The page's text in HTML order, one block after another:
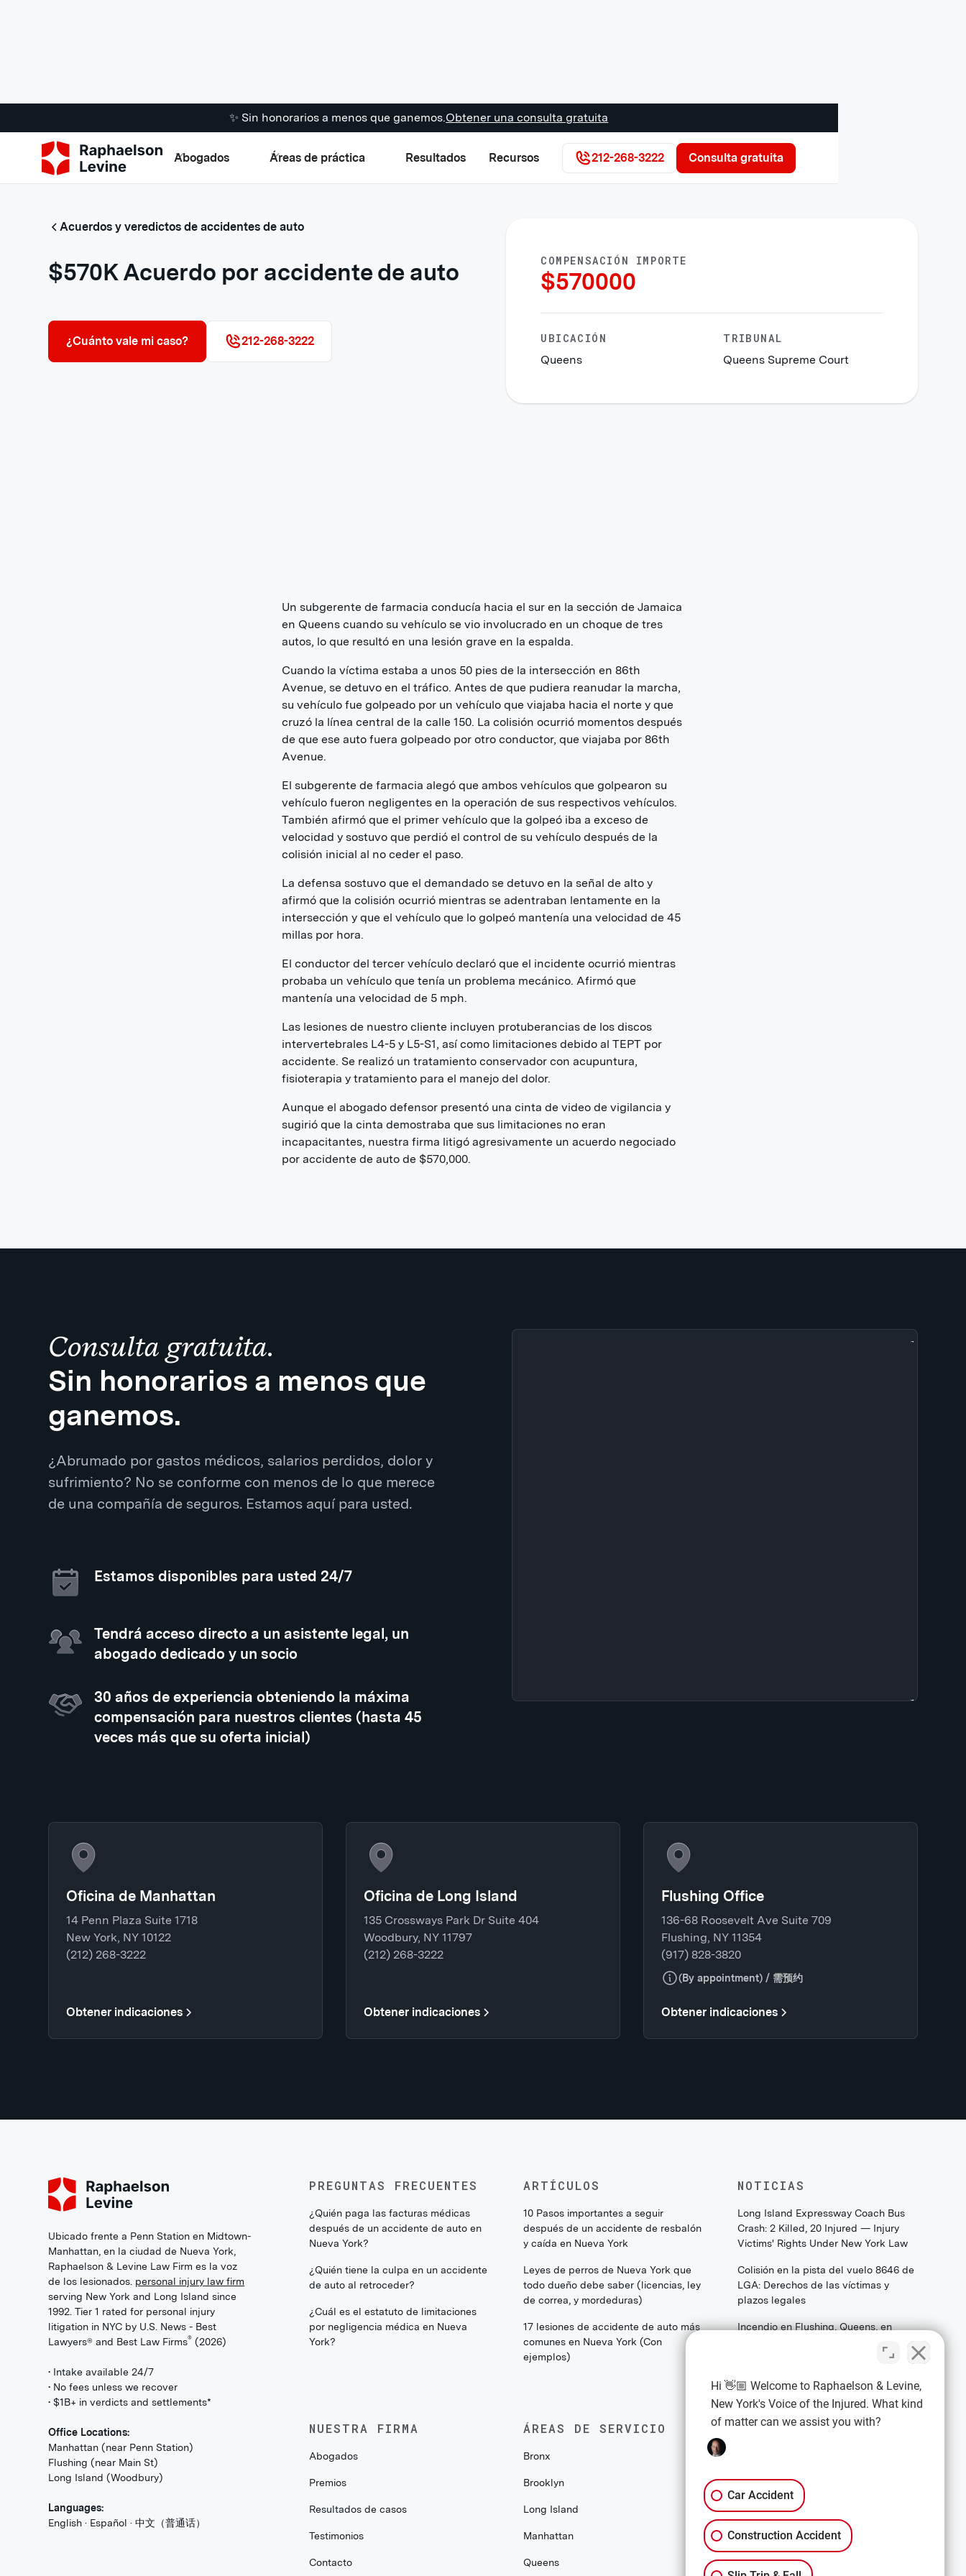
✨ Sin honorarios a menos que ganemos.Obtener una consulta gratuita
Abogados Áreas de práctica Resultados Recursos 212-268-3222 Consulta gratuita
Acuerdos y veredictos de accidentes de auto
$570K Acuerdo por accidente de auto
¿Cuánto vale mi caso? 212-268-3222
COMPENSACIÓN IMPORTE
$570000
UBICACIÓN
Queens
TRIBUNAL
Queens Supreme Court
Un subgerente de farmacia conducía hacia el sur en la sección de Jamaica
en Queens cuando su vehículo se vio involucrado en un choque de tres
autos, lo que resultó en una lesión grave en la espalda.
Cuando la víctima estaba a unos 50 pies de la intersección en 86th
Avenue, se detuvo en el tráfico. Antes de que pudiera reanudar la marcha,
su vehículo fue golpeado por un vehículo que viajaba hacia el norte y que
cruzó la línea central de la calle 150. La colisión ocurrió momentos después
de que ese auto fuera golpeado por otro conductor, que viajaba por 86th
Avenue.
El subgerente de farmacia alegó que ambos vehículos que golpearon su
vehículo fueron negligentes en la operación de sus respectivos vehículos.
También afirmó que el primer vehículo que la golpeó iba a exceso de
velocidad y sostuvo que perdió el control de su vehículo después de la
colisión inicial al no ceder el paso.
La defensa sostuvo que el demandado se detuvo en la señal de alto y
afirmó que la colisión ocurrió mientras se adentraban lentamente en la
intersección y que el vehículo que lo golpeó mantenía una velocidad de 45
millas por hora.
El conductor del tercer vehículo declaró que el incidente ocurrió mientras
probaba un vehículo que tenía un problema mecánico. Afirmó que
mantenía una velocidad de 5 mph.
Las lesiones de nuestro cliente incluyen protuberancias de los discos
intervertebrales L4-5 y L5-S1, así como limitaciones debido al TEPT por
accidente. Se realizó un tratamiento conservador con acupuntura,
fisioterapia y tratamiento para el manejo del dolor.
Aunque el abogado defensor presentó una cinta de video de vigilancia y
sugirió que la cinta demostraba que sus limitaciones no eran
incapacitantes, nuestra firma litigó agresivamente un acuerdo negociado
por accidente de auto de $570,000.
Consulta gratuita.
Sin honorarios a menos que
ganemos.
¿Abrumado por gastos médicos, salarios perdidos, dolor y
sufrimiento? No se conforme con menos de lo que merece
de una compañía de seguros. Estamos aquí para usted.
Estamos disponibles para usted 24/7
Tendrá acceso directo a un asistente legal, un
abogado dedicado y un socio
30 años de experiencia obteniendo la máxima
compensación para nuestros clientes (hasta 45
veces más que su oferta inicial)
Oficina de Manhattan
14 Penn Plaza Suite 1718
New York, NY 10122
(212) 268-3222
Obtener indicaciones
Oficina de Long Island
135 Crossways Park Dr Suite 404
Woodbury, NY 11797
(212) 268-3222
Obtener indicaciones
Flushing Office
136-68 Roosevelt Ave Suite 709
Flushing, NY 11354
(917) 828-3820
(By appointment) / 需预约
Obtener indicaciones
Ubicado frente a Penn Station en Midtown-
Manhattan, en la ciudad de Nueva York,
Raphaelson & Levine Law Firm es la voz
de los lesionados. personal injury law firm
serving New York and Long Island since
1992. Tier 1 rated for personal injury
litigation in NYC by U.S. News - Best
Lawyers® and Best Law Firms® (2026)
• Intake available 24/7
• No fees unless we recover
• $1B+ in verdicts and settlements*
Office Locations:
Manhattan (near Penn Station)
Flushing (near Main St)
Long Island (Woodbury)
Languages:
English · Español · 中文（普通话）
PREGUNTAS FRECUENTES
¿Quién paga las facturas médicas
después de un accidente de auto en
Nueva York?
¿Quién tiene la culpa en un accidente
de auto al retroceder?
¿Cuál es el estatuto de limitaciones
por negligencia médica en Nueva
York?
ARTÍCULOS
10 Pasos importantes a seguir
después de un accidente de resbalón
y caída en Nueva York
Leyes de perros de Nueva York que
todo dueño debe saber (licencias, ley
de correa, y mordeduras)
17 lesiones de accidente de auto más
comunes en Nueva York (Con
ejemplos)
NOTICIAS
Long Island Expressway Coach Bus
Crash: 2 Killed, 20 Injured — Injury
Victims' Rights Under New York Law
Colisión en la pista del vuelo 8646 de
LGA: Derechos de las víctimas y
plazos legales
Incendio en Flushing, Queens, en
familias y los sobrevivientes deben
NUESTRA FIRMA
Abogados
Premios
Resultados de casos
Testimonios
Contacto
ÁREAS DE SERVICIO
Bronx
Brooklyn
Long Island
Manhattan
Queens
EXPLORE
Términos y condiciones
Descargo de responsabilidad
All Services
Hi 👋🏼 Welcome to Raphaelson & Levine,
New York's Voice of the Injured. What kind
of matter can we assist you with?
Car Accident
Construction Accident